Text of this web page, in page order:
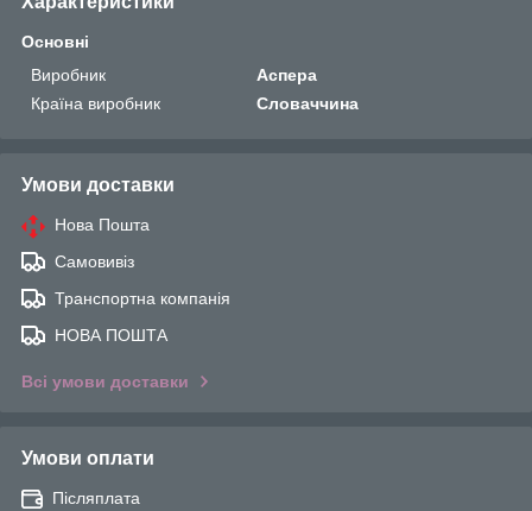
Основні
Виробник
Аспера
Країна виробник
Словаччина
Умови доставки
Нова Пошта
Самовивіз
Транспортна компанія
НОВА ПОШТА
Всі умови доставки
Умови оплати
Післяплата